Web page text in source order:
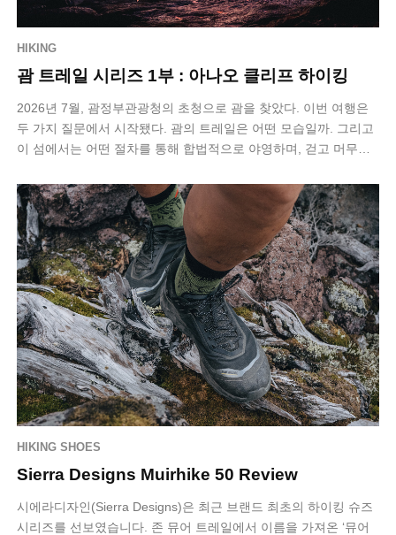
HIKING
괌 트레일 시리즈 1부 : 아나오 클리프 하이킹
2026년 7월, 괌정부관광청의 초청으로 괌을 찾았다. 이번 여행은
두 가지 질문에서 시작됐다. 괌의 트레일은 어떤 모습일까. 그리고
이 섬에서는 어떤 절차를 통해 합법적으로 야영하며, 걷고 머무는
HIKING SHOES
Sierra Designs Muirhike 50 Review
시에라디자인(Sierra Designs)은 최근 브랜드 최초의 하이킹 슈즈
시리즈를 선보였습니다. 존 뮤어 트레일에서 이름을 가져온 ‘뮤어